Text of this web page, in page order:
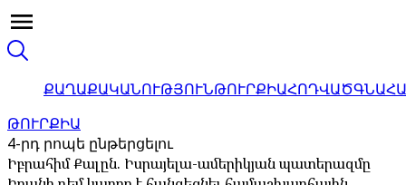
ՔԱՂԱՔԱԿԱՆՈՒԹՅՈՒՆԹՈՒՐՔԻԱՀՈԴՎԱԾ
ԹՈՒՐՔԻԱ
4-րդ րոպե ընթերցելու
Իբրահիմ Քալըն. Իսրայելա-ամերիկյան պատերազմը